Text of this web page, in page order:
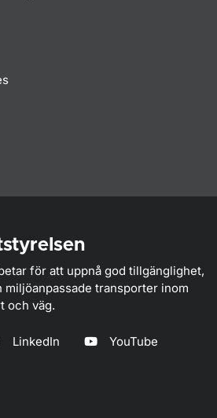
för att uppnå god tillgänglighet,
miljöanpassade transporter inom
och väg.
LinkedIn YouTube